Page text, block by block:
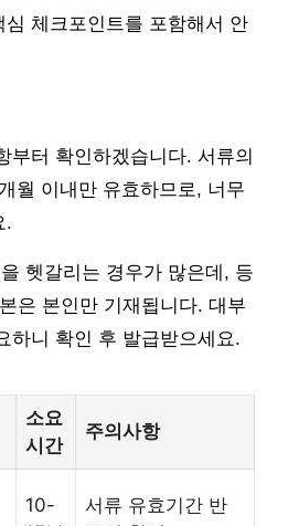
체크포인트를 포함해서 안
부터 확인하겠습니다. 서류의
월 이내만 유효하므로, 너무
.
헷갈리는 경우가 많은데, 등
은 본인만 기재됩니다. 대부
하니 확인 후 발급받으세요.
소요
시간
주의사항
10-
서류 유효기간 반